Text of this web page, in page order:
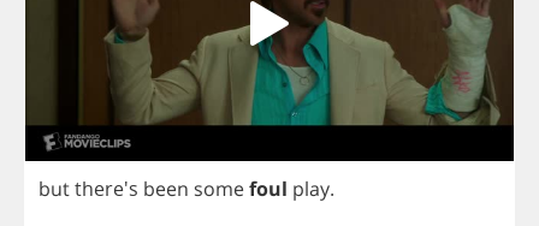
butthere's been somefoul play.